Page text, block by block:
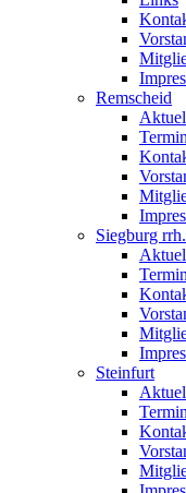
Remscheid
Siegburg rrh.
Steinfurt